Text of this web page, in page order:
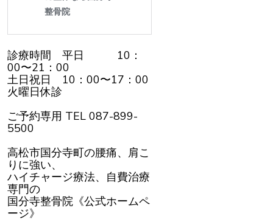
診療時間 平日 10：
00〜21：00
土日祝日 10：00〜17：00
火曜日休診
ご予約専用 TEL 087-899-
5500
高松市国分寺町の腰痛、肩こ
りに強い、
ハイチャージ療法、自費治療
専門の
国分寺整骨院《公式ホームペ
ージ》